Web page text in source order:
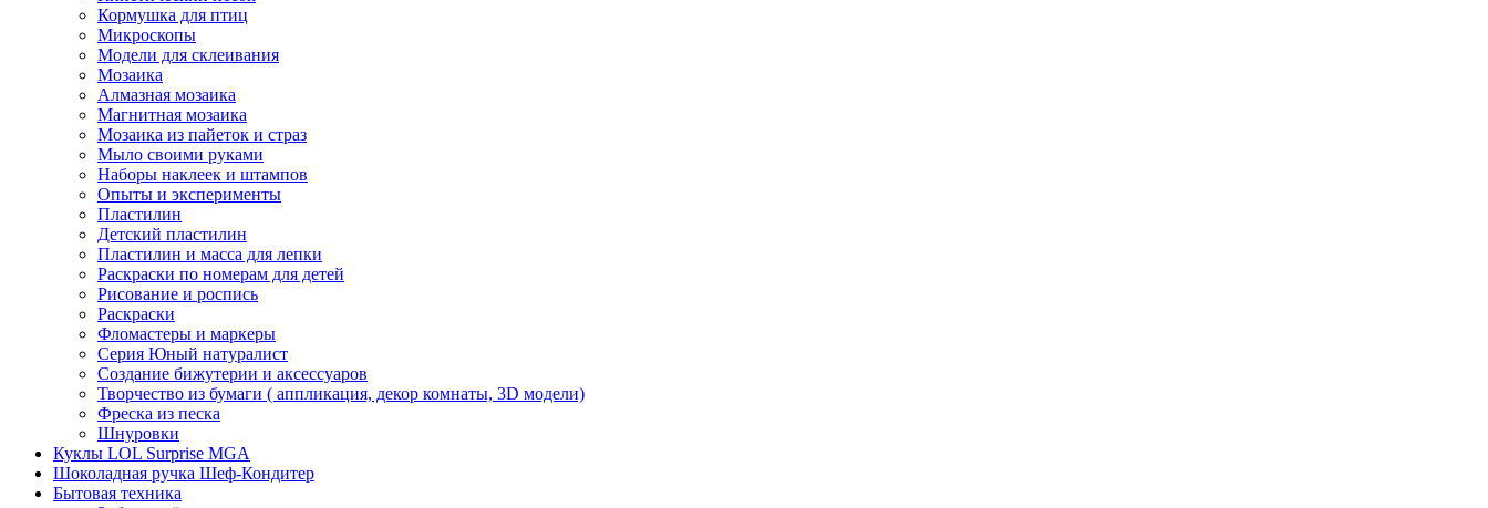
Кормушка для птиц
Микроскопы
Модели для склеивания
Мозаика
Алмазная мозаика
Магнитная мозаика
Мозаика из пайеток и страз
Мыло своими руками
Наборы наклеек и штампов
Опыты и эксперименты
Пластилин
Детский пластилин
Пластилин и масса для лепки
Раскраски по номерам для детей
Рисование и роспись
Раскраски
Фломастеры и маркеры
Серия Юный натуралист
Создание бижутерии и аксессуаров
Творчество из бумаги ( аппликация, декор комнаты, 3D модели)
Фреска из песка
Шнуровки
Куклы LOL Surprise MGA
Шоколадная ручка Шеф-Кондитер
Бытовая техника